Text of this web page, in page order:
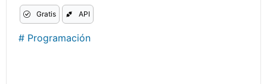
Gratis API
# Programación